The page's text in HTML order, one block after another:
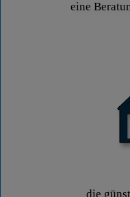
eine
die